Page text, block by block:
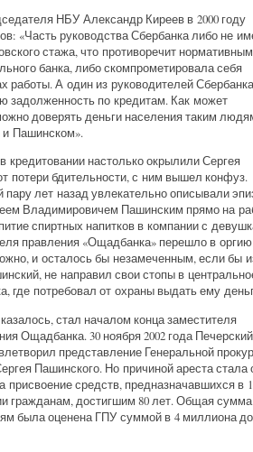
НБУ Александр Киреев в 2000 году
«Часть руководства Сбербанка либо не
стажа, что противоречит нормативным
банка, либо скомпрометировала себя
работы. А один из руководителей
задолженность по кредитам. Как может
доверять деньги населения таким
Пашинском».
кредитовании настолько окрылили Сергея
потери бдительности, с ним вышел конфуз.
лет назад увлекательно описывали
Владимировичем Пашинским прямо на
спиртных напитков в компании с
правления «Ощадбанка» перешло в
и осталось бы незамеченным, если бы
не направил свои стопы в
где потребовал от охраны выдать ему
стал началом конца заместителя
Ощадбанка. 30 ноября 2002 года Печерский
представление Генеральной
Пашинского. Но причиной ареста стала
присвоение средств, предназначавшихся в
гражданам, достигшим 80 лет. Общая
была оценена ГПУ суммой в 4 миллиона